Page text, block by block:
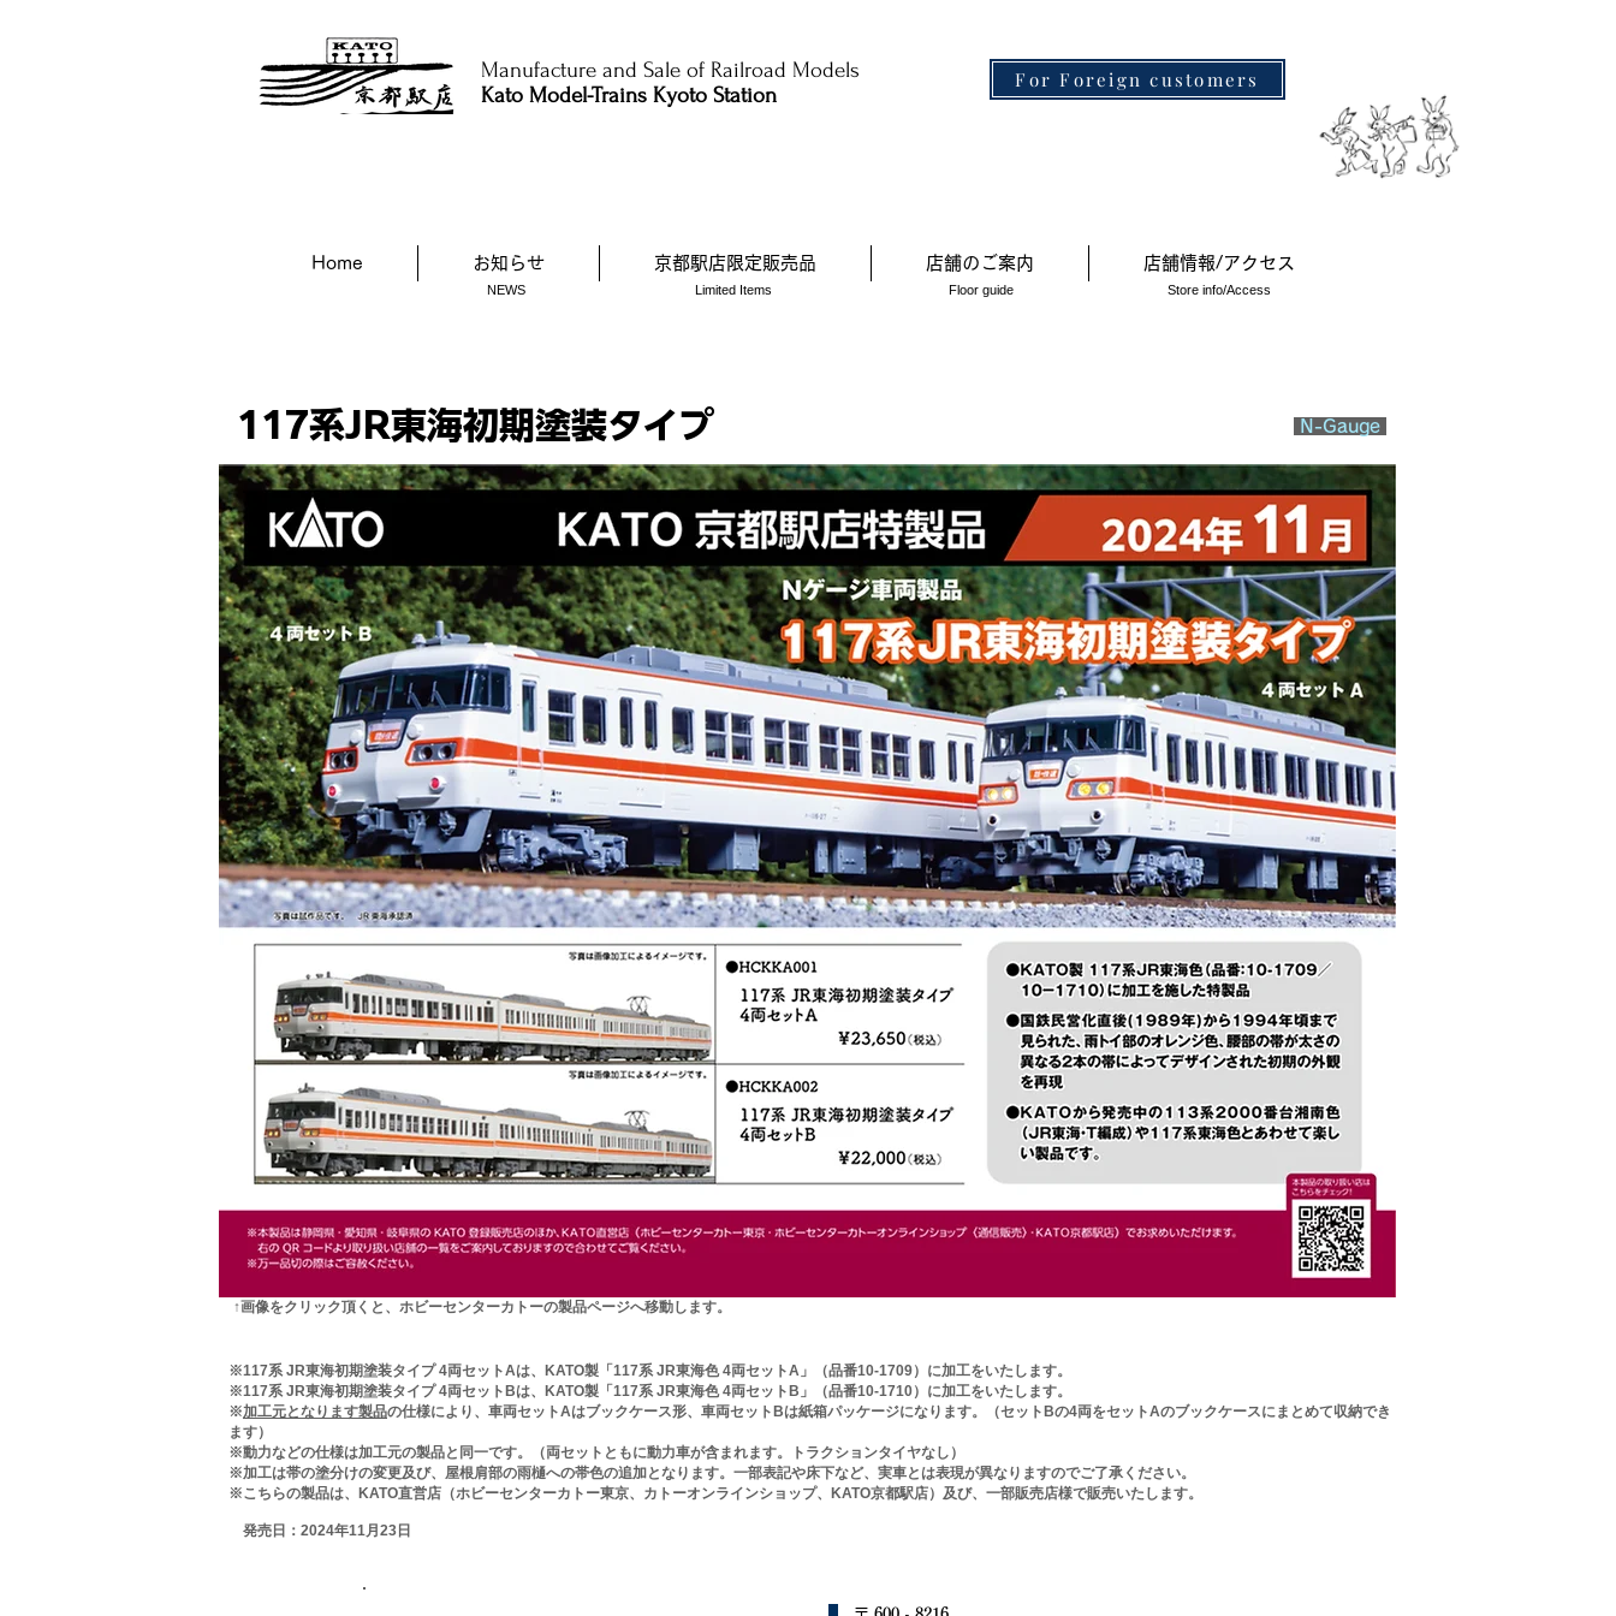
Manufacture and Sale of Railroad Models​
Kato Model-Trains Kyoto Station
For Foreign customers
Home お知らせ 京都駅店限定販売品 店舗のご案内 店舗情報/アクセス
NEWS Limited Items Floor guide Store info/Access
117系JR東海初期塗装タイプ N-Gauge
​​↑画像をクリック頂くと、ホビーセンターカトーの製品ページへ移動します。
​※117系 JR東海初期塗装タイプ 4両セットAは、KATO製「117系 JR東海色 4両セットA」（品番10-1709）に加工をいたします。
​※117系 JR東海初期塗装タイプ4両セットBは、KATO製「 117系 JR東海色 4両セットB」（品番10-1710）に加工をいたします。
※加工元となります製品の仕様により、車両セットAはブックケース形、車両セットBは紙箱パッケージになります。
（セットBの4両をセットAのブックケースにまとめて収納でき
ます）
​※動力などの仕様は加工元の製品と同一です。（両セットともに動力車が含まれます。トラクションタイヤなし）
​※加工は帯の塗分けの変更及び、屋根肩部の雨樋への帯色の追加となります。一部表記や床下など、実車とは表現が異なりますのでご了承ください。
※こちらの製品は、KATO直営店（ホビーセンターカトー東京、カトーオンラインショップ、KATO京都駅店）及び、一部販売店様で販売いたします。
​ 発売日：2024年11月23日